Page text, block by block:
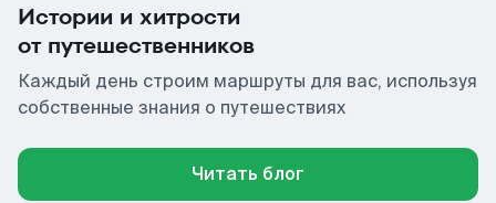
Истории и хитрости
от путешественников
Каждый день строим маршруты для вас, используя
собственные знания о путешествиях
Читать блог